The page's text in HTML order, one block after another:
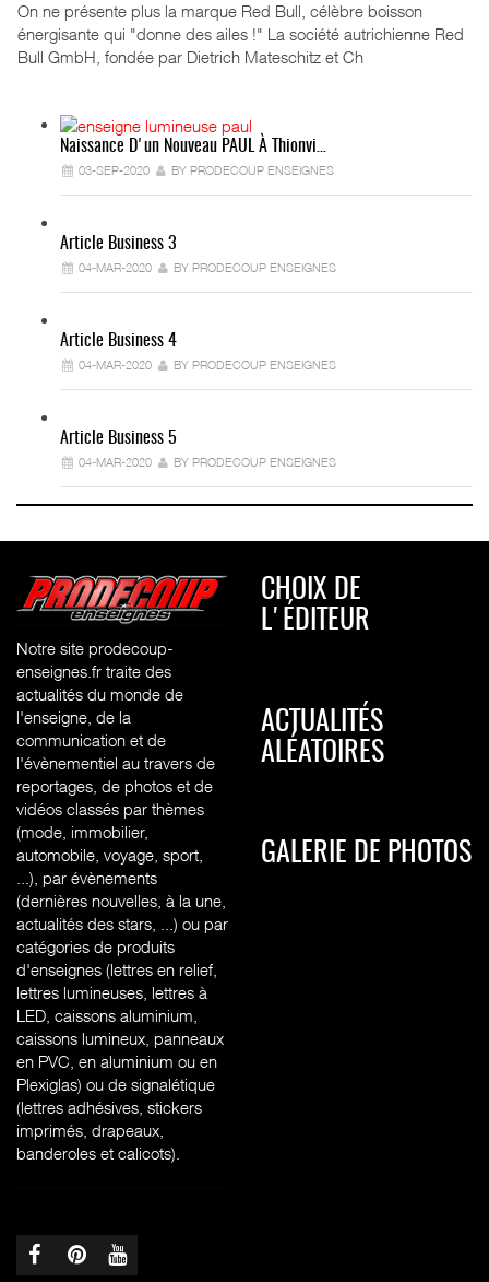
On ne présente plus la marque Red Bull, célèbre boisson
énergisante qui "donne des ailes !" La société autrichienne Red
Bull GmbH, fondée par Dietrich Mateschitz et Ch
Naissance D'un Nouveau PAUL À Thionvi…
03-SEP-2020 BY PRODECOUP ENSEIGNES
Article Business 3
04-MAR-2020 BY PRODECOUP ENSEIGNES
Article Business 4
04-MAR-2020 BY PRODECOUP ENSEIGNES
Article Business 5
04-MAR-2020 BY PRODECOUP ENSEIGNES
Notre site prodecoup-
enseignes.fr traite des
actualités du monde de
l'enseigne, de la
communication et de
l'évènementiel au travers de
reportages, de photos et de
vidéos classés par thèmes
(mode, immobilier,
automobile, voyage, sport,
...), par évènements
(dernières nouvelles, à la une,
actualités des stars, ...) ou par
catégories de produits
d'enseignes (lettres en relief,
lettres lumineuses, lettres à
LED, caissons aluminium,
caissons lumineux, panneaux
en PVC, en aluminium ou en
Plexiglas) ou de signalétique
(lettres adhésives, stickers
imprimés, drapeaux,
banderoles et calicots).
CHOIX DE
L'ÉDITEUR
ACTUALITÉS
ALÉATOIRES
GALERIE DE PHOTOS